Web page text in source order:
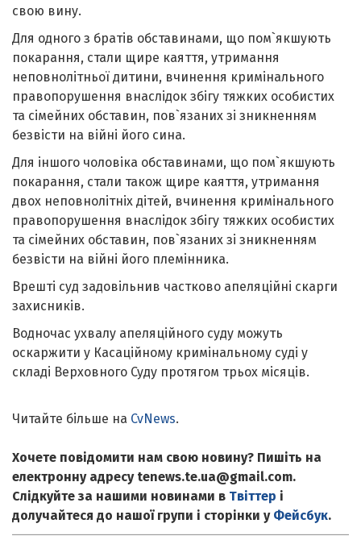
свою вину.
Для одного з братів обставинами, що пом`якшують
покарання, стали щире каяття, утримання
неповнолітньої дитини, вчинення кримінального
правопорушення внаслідок збігу тяжких особистих
та сімейних обставин, пов`язаних зі зникненням
безвісти на війні його сина.
Для іншого чоловіка обставинами, що пом`якшують
покарання, стали також щире каяття, утримання
двох неповнолітніх дітей, вчинення кримінального
правопорушення внаслідок збігу тяжких особистих
та сімейних обставин, пов`язаних зі зникненням
безвісти на війні його племінника.
Врешті суд задовільнив частково апеляційні скарги
захисників.
Водночас ухвалу апеляційного суду можуть
оскаржити у Касаційному кримінальному суді у
складі Верховного Суду протягом трьох місяців.
Читайте більше на CvNews.
Хочете повідомити нам свою новину? Пишіть на
електронну адресу tenews.te.ua@gmail.com.
Слідкуйте за нашими новинами в Твіттер і
долучайтеся до нашої групи і сторінки у Фейсбук.